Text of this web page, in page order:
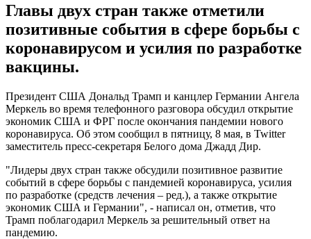
Главы двух стран также отметили
позитивные события в сфере борьбы с
коронавирусом и усилия по разработке
вакцины.
Президент США Дональд Трамп и канцлер Германии Ангела
Меркель во время телефонного разговора обсудил открытие
экономик США и ФРГ после окончания пандемии нового
коронавируса. Об этом сообщил в пятницу, 8 мая, в Twitter
заместитель пресс-секретаря Белого дома Джадд Дир.
"Лидеры двух стран также обсудили позитивное развитие
событий в сфере борьбы с пандемией коронавируса, усилия
по разработке (средств лечения – ред.), а также открытие
экономик США и Германии", - написал он, отметив, что
Трамп поблагодарил Меркель за решительный ответ на
пандемию.